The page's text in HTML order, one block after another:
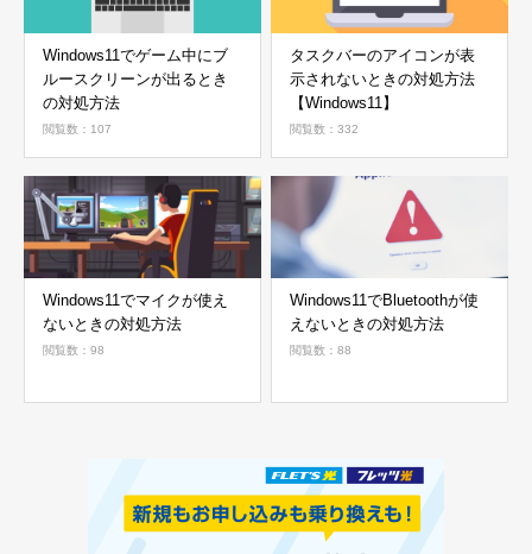
Windows11でゲーム中にブ
ルースクリーンが出るとき
の対処方法
閲覧数：107
タスクバーのアイコンが表
示されないときの対処方法
【Windows11】
閲覧数：332
Windows11でマイクが使え
ないときの対処方法
閲覧数：98
Windows11でBluetoothが使
えないときの対処方法
閲覧数：88